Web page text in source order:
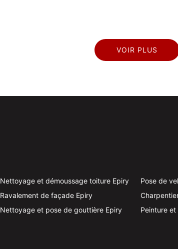
VOIR PLUS
Nettoyage et démoussage toiture Epiry
Ravalement de façade Epiry
Nettoyage et pose de gouttière Epiry
Pose de
Peinture